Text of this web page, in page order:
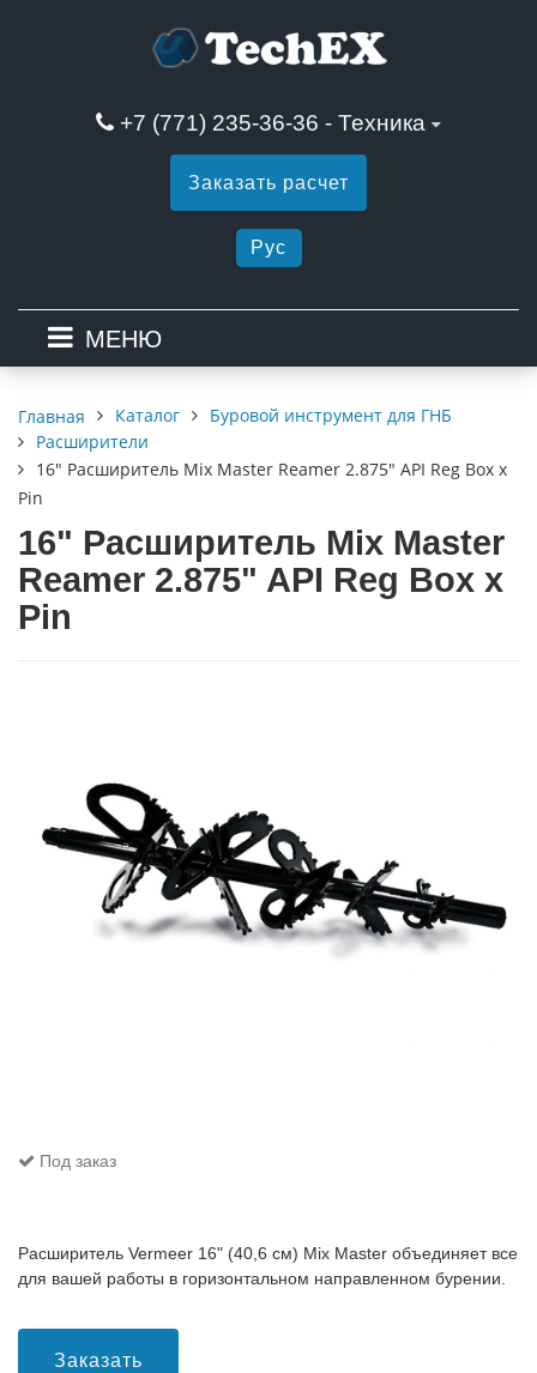
+7 (771) 235-36-36 - Техника
Заказать расчет
Рус
МЕНЮ
Главная Каталог
Буровой инструмент для ГНБ
Расширители
16" Расширитель Mix Master Reamer 2.875" API Reg Box x
Pin
16" Расширитель Mix Master
Reamer 2.875" API Reg Box x
Pin
Под заказ
Расширитель Vermeer 16" (40,6 см) Mix Master объединяет все
для вашей работы в горизонтальном направленном бурении.
Заказать